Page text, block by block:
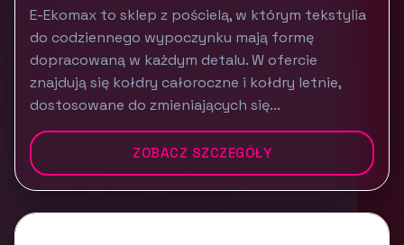
E-Ekomax to sklep z pościelą, w którym tekstylia
do codziennego wypoczynku mają formę
dopracowaną w każdym detalu. W ofercie
znajdują się kołdry całoroczne i kołdry letnie,
dostosowane do zmieniających się...
ZOBACZ SZCZEGÓŁY